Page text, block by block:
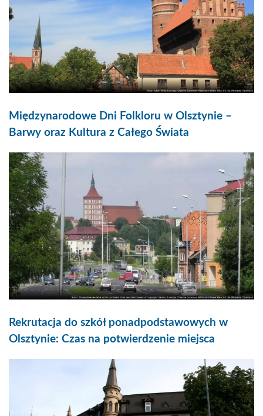
Międzynarodowe Dni Folkloru w Olsztynie –
Barwy oraz Kultura z Całego Świata
Rekrutacja do szkół ponadpodstawowych w
Olsztynie: Czas na potwierdzenie miejsca